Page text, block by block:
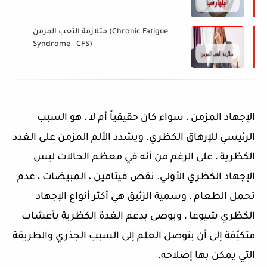
متلازمة التعب المزمن (Chronic Fatigue
Syndrome - CFS)
الإجهاد المزمن ، سواء كان حقيقياً أم لا ، هو السبب
الرئيسي للإرهاق الكظري. ويشدد الألم المزمن على الغدد
الكظرية ، على الرغم من أنه في معظم الحالات ليس
الإجهاد الكظري الأولي. نقص فيتامين ، المبيضات ، عدم
تحمل الطعام ، وسمية الزئبق هي أكثر أنواع الإجهاد
الكظري شيوعا ، ويوصى بدعم الغدة الكظرية بأعشاب
متكيّفة إلى أن يتوصل العلم إلى السبب الجذري والطريقة
التي يمكن بها إصلاحه.